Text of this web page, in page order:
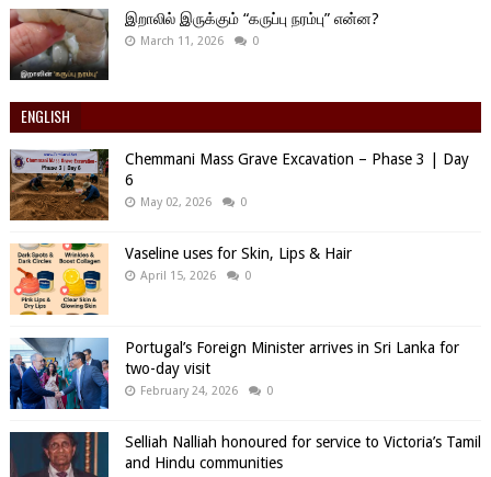
இறாலில் இருக்கும் “கருப்பு நரம்பு” என்ன?
March 11, 2026 0
ENGLISH
Chemmani Mass Grave Excavation – Phase 3 | Day
6
May 02, 2026 0
Vaseline uses for Skin, Lips & Hair
April 15, 2026 0
Portugal’s Foreign Minister arrives in Sri Lanka for
two-day visit
February 24, 2026 0
Selliah Nalliah honoured for service to Victoria’s Tamil
and Hindu communities